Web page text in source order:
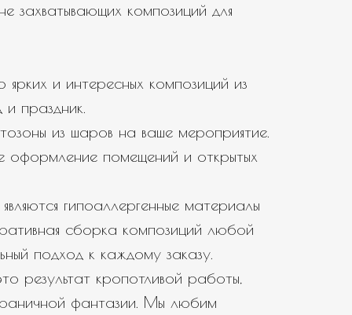
захватывающих композиций для
и интересных композиций из
праздник.
из шаров на ваше мероприятие.
оформление помещений и открытых
гипоаллергенные материалы
сборка композиций любой
подход к каждому заказу.
результат кропотливой работы,
фантазии. Мы любим